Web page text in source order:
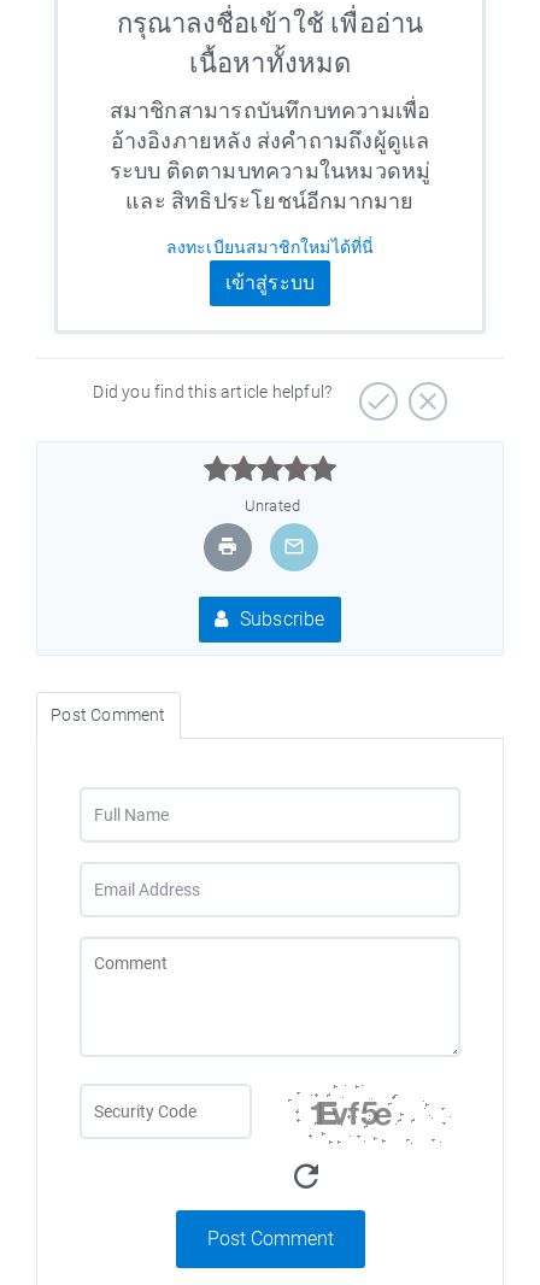
กรุณาลงชื่อเข้าใช้ เพื่ออ่าน
เนื้อหาทั้งหมด
สมาชิกสามารถบันทึกบทความเพื่อ
อ้างอิงภายหลัง ส่งคำถามถึงผู้ดูแล
ระบบ ติดตามบทความในหมวดหมู่
และ สิทธิประโยชน์อีกมากมาย
ลงทะเบียนสมาชิกใหม่ได้ที่นี่
เข้าสู่ระบบ
Did you find this article helpful?



Unrated
Subscribe
Post Comment
Post Comment